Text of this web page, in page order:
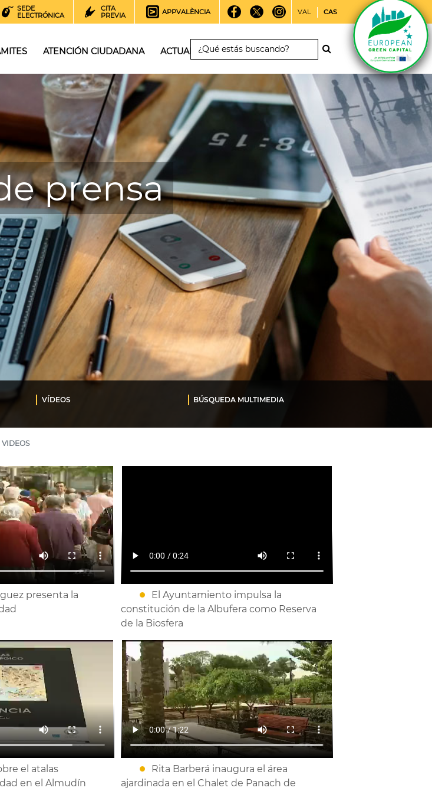
SEDE
ELECTRÓNICA
CITA
PREVIA
APPVALÈNCIA VAL CAS
ATENCIÓN CIUDADANA ACTUALIDAD
prensa
VÍDEOS BÚSQUEDA MULTIMEDIA
VIDEOS
presenta la
El Ayuntamiento impulsa la
constitución de la Albufera como Reserva
de la Biosfera
el atalas
en el Almudín
Rita Barberá inaugura el área
ajardinada en el Chalet de Panach de